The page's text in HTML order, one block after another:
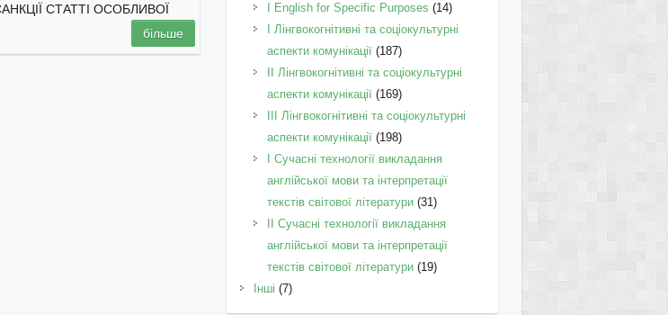
СТАТТІ ОСОБЛИВОЇ
більше
І English for Specific Purposes (14)
I Лінгвокогнітивні та соціокультурні
аспекти комунікації(187)
IІ Лінгвокогнітивні та соціокультурні
аспекти комунікації(169)
IІI Лінгвокогнітивні та соціокультурні
аспекти комунікації(198)
I Cучасні технології викладання
англійської мови та інтерпретації
текстів світової літератури(31)
II Cучасні технології викладання
англійської мови та інтерпретації
текстів світової літератури(19)
Інші (7)